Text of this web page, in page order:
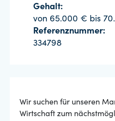
Gehalt:
von 65.000 € bis
Referenznummer:
334798
Wir suchen für unseren
Wirtschaft zum